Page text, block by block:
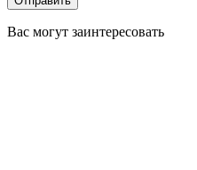
Вас могут заинтересовать